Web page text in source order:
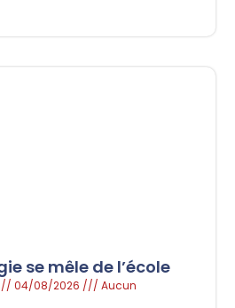
se mêle de l’école
04/08/2026
Aucun